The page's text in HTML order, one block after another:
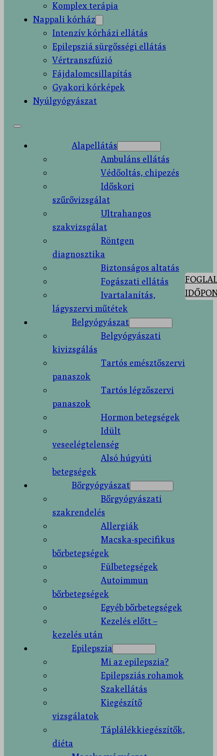
Komplex terápia
Nappali kórház
Intenzív kórházi ellátás
Epilepsziá sürgősségi ellátás
Vértranszfúzió
Fájdalomcsillapítás
Gyakori kórképek
Nyúlgyógyászat
Alapellátás
Ambuláns ellátás
Védőoltás, chipezés
Időskori
szűrővizsgálat
Ultrahangos
szakvizsgálat
Röntgen
diagnosztika
Biztonságos altatás
Fogászati ellátás
Ivartalanítás,
lágyszervi műtétek
Belgyógyászat
Belgyógyászati
kivizsgálás
Tartós emésztőszervi
panaszok
Tartós légzőszervi
panaszok
Hormon betegségek
Idült
veseelégtelenség
Alsó húgyúti
betegségek
Bőrgyógyászat
Bőrgyógyászati
szakrendelés
Allergiák
Macska-specifikus
bőrbetegségek
Fülbetegségek
Autoimmun
bőrbetegségek
Egyéb bőrbetegségek
Kezelés előtt –
kezelés után
Epilepszia
Mi az epilepszia?
Epilepsziás rohamok
Szakellátás
Kiegészítő
vizsgálatok
Táplálékkiegészítők,
diéta